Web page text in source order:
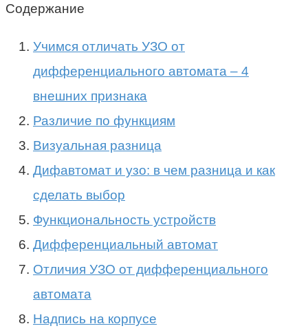
Содержание
Учимся отличать УЗО от
дифференциального автомата – 4
внешних признака
Различие по функциям
Визуальная разница
Дифавтомат и узо: в чем разница и как
сделать выбор
Функциональность устройств
Дифференциальный автомат
Отличия УЗО от дифференциального
автомата
Надпись на корпусе